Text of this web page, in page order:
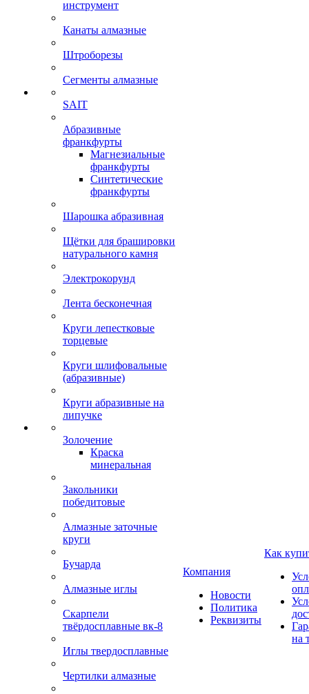
инструмент
Канаты алмазные
Штроборезы
Сегменты алмазные
SAIT
Абразивные
франкфурты
Магнезиальные
франкфурты
Синтетические
франкфурты
Шарошка абразивная
Щётки для брашировки
натурального камня
Электрокорунд
Лента бесконечная
Круги лепестковые
торцевые
Круги шлифовальные
(абразивные)
Круги абразивные на
липучке
Золочение
Краска
минеральная
Закольники
победитовые
Алмазные заточные
круги
Бучарда
Алмазные иглы
Скарпели
твёрдосплавные вк-8
Иглы твердосплавные
Чертилки алмазные
Компания
Новости
Политика
Реквизиты
Как
на